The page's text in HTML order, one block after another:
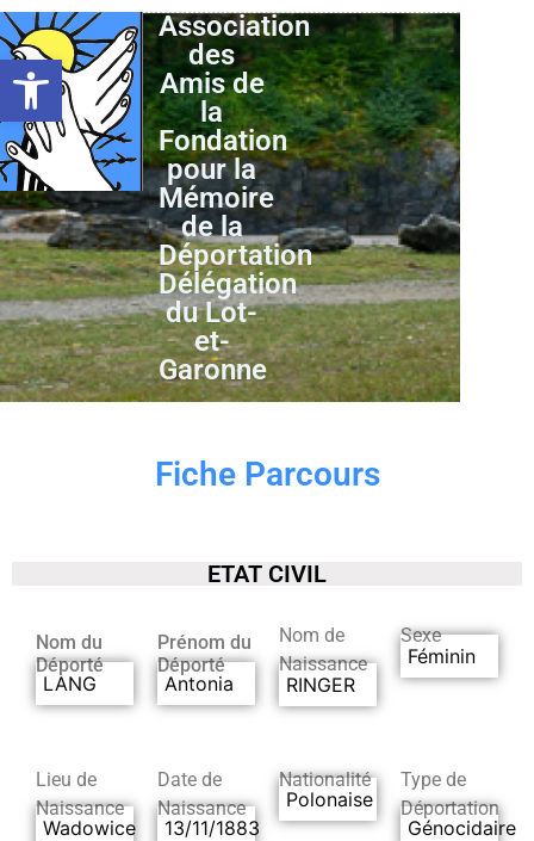
Ouvrir la barre d’outils
Association
des
Amis de
la
Fondation
pour la
Mémoire
de la
Déportation
Délégation
du Lot-
et-
Garonne
Fiche Parcours
ETAT CIVIL
Nom du
Déporté
LANG
Prénom du
Déporté
Antonia
Nom de
Naissance
RINGER
Sexe
Féminin
Lieu de
Naissance
Wadowice
Date de
Naissance
13/11/1883
Nationalité
Polonaise
Type de
Déportation
Génocidaire